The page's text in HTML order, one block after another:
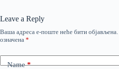
Leave a Reply
Ваша адреса е-поште неће бити објављена.
означена *
Name*